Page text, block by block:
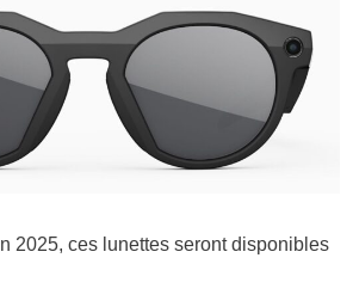
2025, ces lunettes seront disponibles